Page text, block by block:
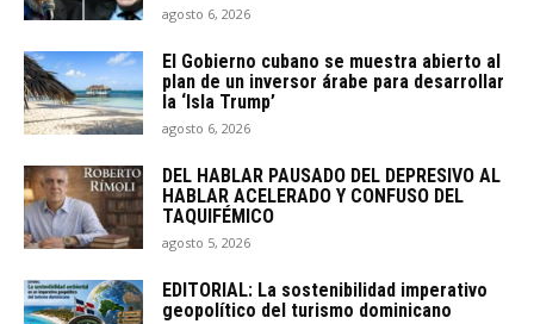
agosto 6, 2026
El Gobierno cubano se muestra abierto al
plan de un inversor árabe para desarrollar
la ‘Isla Trump’
agosto 6, 2026
DEL HABLAR PAUSADO DEL DEPRESIVO AL
HABLAR ACELERADO Y CONFUSO DEL
TAQUIFÉMICO
agosto 5, 2026
EDITORIAL: La sostenibilidad imperativo
geopolítico del turismo dominicano